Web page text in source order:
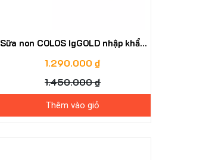
Sữa non COLOS IgGOLD nhập khẩu
Lipid
1.290.000 ₫
1.450.000 ₫
Thêm vào giỏ